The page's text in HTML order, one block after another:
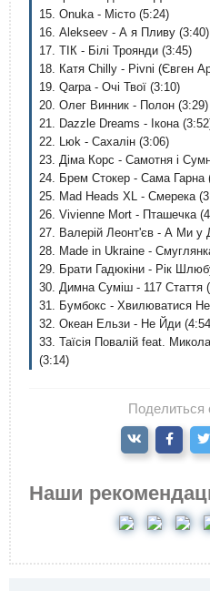
15. Onuka - Місто (5:24)
16. Alekseev - А я Пливу (3:40)
17. ТІК - Білі Троянди (3:45)
18. Катя Chilly - Pivni (Євген
19. Qarpa - Очі Твої (3:10)
20. Олег Винник - Полон (3:29)
21. Dazzle Dreams - Ікона
22. Lюk - Сахалін (3:06)
23. Діма Корс - Самотня і
24. Брем Стокер - Сама Гарна
25. Mad Heads XL - Смерека
26. Vivienne Mort - Пташечка
27. Валерій Леонт'єв - А Ми у
28. Made in Ukraine -
29. Брати Гадюкіни - Рік
30. Димна Суміш - 117 Стаття
31. Бумбокс - Хвилюватися
32. Океан Ельзи - Не Йди
33. Таїсія Повалій feat.
(3:14)
Поделиться
Наши